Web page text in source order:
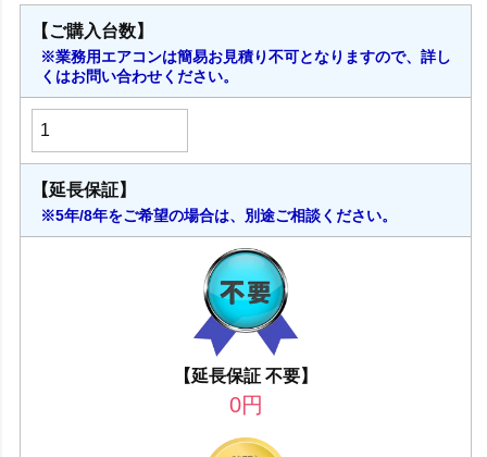
【ご購入台数】
※業務用エアコンは簡易お見積り不可となりますので、詳し
くはお問い合わせください。
【延長保証】
※5年/8年をご希望の場合は、別途ご相談ください。
【延長保証 不要】
0円